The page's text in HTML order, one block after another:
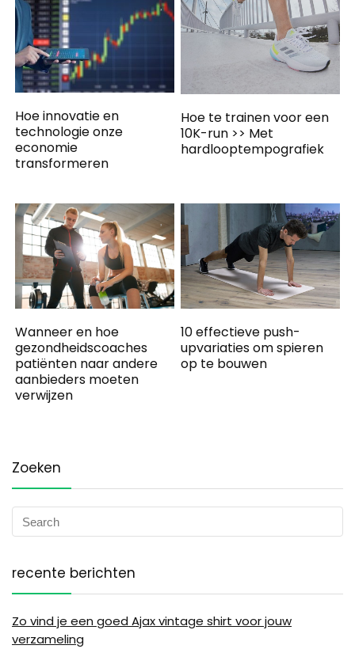
Hoe innovatie en
technologie onze
economie
transformeren
Hoe te trainen voor een
10K-run >> Met
hardlooptempografiek
Wanneer en hoe
gezondheidscoaches
patiënten naar andere
aanbieders moeten
verwijzen
10 effectieve push-
upvariaties om spieren
op te bouwen
Zoeken
recente berichten
Zo vind je een goed Ajax vintage shirt voor jouw
verzameling